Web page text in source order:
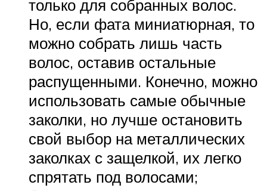
только для собранных волос.
Но, если фата миниатюрная, то
можно собрать лишь часть
волос, оставив остальные
распущенными. Конечно, можно
использовать самые обычные
заколки, но лучше остановить
свой выбор на металлических
заколках с защелкой, их легко
спрятать под волосами;